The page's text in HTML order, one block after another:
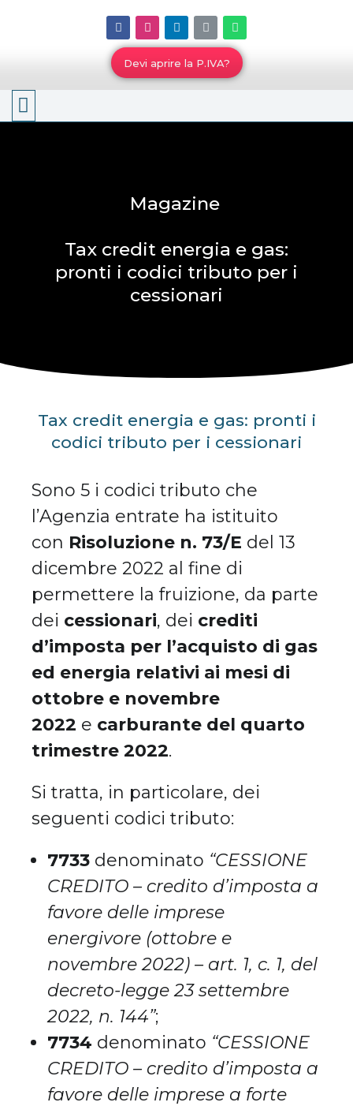
Devi aprire la P.IVA?
Magazine
Tax credit energia e gas:
pronti i codici tributo per i
cessionari
Tax credit energia e gas: pronti i
codici tributo per i cessionari
Sono 5 i codici tributo che
l’Agenzia entrate ha istituito
con Risoluzione n. 73/E del 13
dicembre 2022 al fine di
permettere la fruizione, da parte
dei cessionari, dei crediti
d’imposta per l’acquisto di gas
ed energia relativi ai mesi di
ottobre e novembre
2022 e carburante del quarto
trimestre 2022.
Si tratta, in particolare, dei
seguenti codici tributo:
7733 denominato “CESSIONE
CREDITO – credito d’imposta a
favore delle imprese
energivore (ottobre e
novembre 2022) – art. 1, c. 1, del
decreto-legge 23 settembre
2022, n. 144”;
7734 denominato “CESSIONE
CREDITO – credito d’imposta a
favore delle imprese a forte